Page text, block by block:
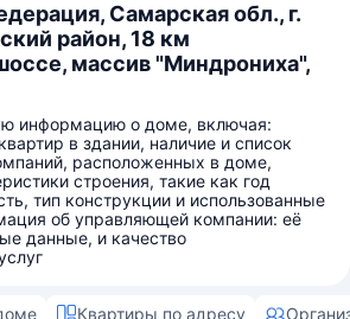
Самарская обл., г.
район, 18 км
массив "Миндрониха",
информацию о доме, включая:
в здании, наличие и список
расположенных в доме,
строения, такие как год
тип конструкции и использованные
об управляющей компании: её
данные, и качество
Квартиры по адресу